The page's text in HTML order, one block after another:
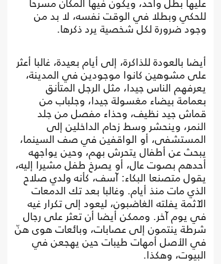
للحكي وبطلا في الوقت نفسه، لا بد من
وجود ضرورة لكل شخصية يرد ذكرها.
أيضا بالعودة للذاكرة، إلى أيام بعيدة، غالبا أعثر
على مشوهين كانوا موجودين في المدينة،
يعرفهم الناس جيدا، مثل الرجل المتأنق
بعمامة بيضاء مغسولة جيدا، وجلباب من
قماش جيد نظيف، وحذاء مفصل من جلد
النمر، وينحشر وسط زحام الداخلين إلى
المستشفى، أو الواقفين في صف السينما،
يبحث عن أطفال يتحرش بهم، وحين يواجهه
أحدهم بصوت عال، أو يصرخ طفل مشيرا إليه،
يقول متصنعا البكاء: آسف، كأنه ولدي صلاح
الذي مات منذ أيام. وغالبا بعد تك الدمعات
الآثمة يفلته الغاضبون، ليعود إلى تكرار غيه
في يوم آخر. وممكن أيضا أن تعثر على رجال
شرطة ينتمون إلى عصابات، وبائعات هوى هنّ
في الأصل أمهات طيبات حين يهجعن في
البيوت، وهكذا.